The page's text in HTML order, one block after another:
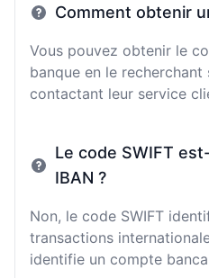
Comment obtenir
Vous pouvez obtenir le
banque en le
contactant leur service
Le code SWIFT
IBAN ?
Non, le code SWIFT
transactions
identifie un compte